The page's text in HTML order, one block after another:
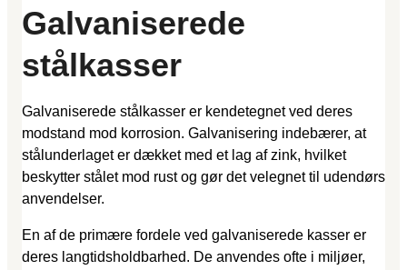
Galvaniserede
stålkasser
Galvaniserede stålkasser er kendetegnet ved deres
modstand mod korrosion. Galvanisering indebærer, at
stålunderlaget er dækket med et lag af zink, hvilket
beskytter stålet mod rust og gør det velegnet til udendørs
anvendelser.
En af de primære fordele ved galvaniserede kasser er
deres langtidsholdbarhed. De anvendes ofte i miljøer,